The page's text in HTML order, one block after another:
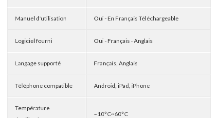
Manuel d'utilisation Oui - En Français Téléchargeable
Logiciel fourni Oui - Français - Anglais
Langage supporté Français, Anglais
Téléphone compatible Android, iPad, iPhone
Température
–10°C~60°C